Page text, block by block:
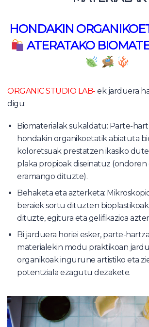
HONDAKIN
ATERATAKO
ORGANIC STUDIO LAB- ek jarduera
digu:
Biomaterialak sukaldatu: Parte-
hondakin organikoetatik abiatuta
koloretsuak prestatzen ikasiko
plaka propioak diseinatuz (ondoren
eramango dituzte).
Behaketa eta azterketa:
beraiek sortu dituzten
dituzte, egitura eta gelifikazioa
Bi jarduera horiei esker, parte-
materialekin modu praktikoan
organikoak ingurune artistiko eta
potentziala ezagutu dezakete.